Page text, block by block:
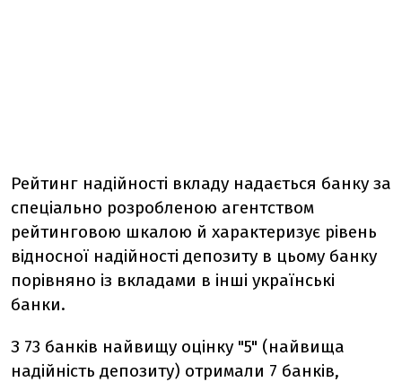
Рейтинг надійності вкладу надається банку за
спеціально розробленою агентством
рейтинговою шкалою й характеризує рівень
відносної надійності депозиту в цьому банку
порівняно із вкладами в інші українські
банки.
З 73 банків найвищу оцінку "5" (найвища
надійність депозиту) отримали 7 банків,